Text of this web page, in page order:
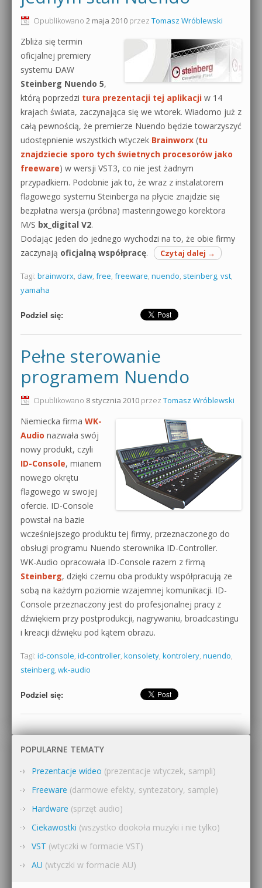
Produkcja muzyczna od podstaw
Sylenth1 od podstaw
Sound Forge od podstaw
Dubstep z syntezatorem Massive
Kontakt 5 Kompendium
Pakiety
0dB.pl - informacje
Newsletter
Materiały dla mediów
Archiwum aktualności
Polityka prywatności
Regulamin
Działanie sklepu internetowego
Wyszukiwanie
Opublikowano 2 maja 2010 przez Tomasz Wróblewski
Zbliża się termin
oficjalnej premiery
systemu DAW
Steinberg Nuendo 5,
którą poprzedzi tura prezentacji tej aplikacji w 14
krajach świata, zaczynająca się we wtorek. Wiadomo już z
całą pewnością, że premierze Nuendo będzie towarzyszyć
udostępnienie wszystkich wtyczek Brainworx (tu
znajdziecie sporo tych świetnych procesorów jako
freeware) w wersji VST3, co nie jest żadnym
przypadkiem. Podobnie jak to, że wraz z instalatorem
flagowego systemu Steinberga na płycie znajdzie się
bezpłatna wersja (próbna) masteringowego korektora
M/S bx_digital V2.
Dodając jeden do jednego wychodzi na to, że obie firmy
zaczynają oficjalną współpracę. Czytaj dalej →
Tagi: brainworx, daw, free, freeware, nuendo, steinberg, vst,
yamaha
Podziel się:
Pełne sterowanie
programem Nuendo
Opublikowano 8 stycznia 2010 przez Tomasz Wróblewski
Niemiecka firma WK-
Audio nazwała swój
nowy produkt, czyli
ID-Console, mianem
nowego okrętu
flagowego w swojej
ofercie. ID-Console
powstał na bazie
wcześniejszego produktu tej firmy, przeznaczonego do
obsługi programu Nuendo sterownika ID-Controller.
WK-Audio opracowała ID-Console razem z firmą
Steinberg, dzięki czemu oba produkty współpracują ze
sobą na każdym poziomie wzajemnej komunikacji. ID-
Console przeznaczony jest do profesjonalnej pracy z
dźwiękiem przy postprodukcji, nagrywaniu, broadcastingu
i kreacji dźwięku pod kątem obrazu.
Tagi: id-console, id-controller, konsolety, kontrolery, nuendo,
steinberg, wk-audio
Podziel się:
POPULARNE TEMATY
Prezentacje wideo (prezentacje wtyczek, sampli)
Freeware (darmowe efekty, syntezatory, sample)
Hardware (sprzęt audio)
Ciekawostki (wszystko dookoła muzyki i nie tylko)
VST (wtyczki w formacie VST)
AU (wtyczki w formacie AU)